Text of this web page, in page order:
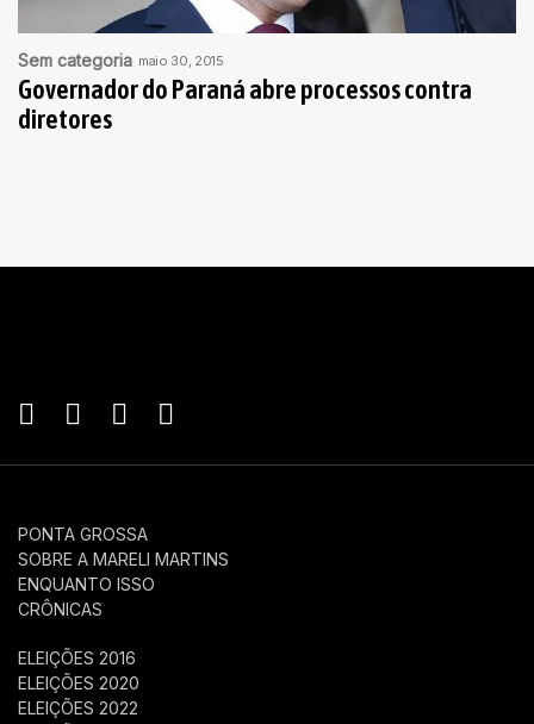
Sem categoria maio 30, 2015
Governador do Paraná abre processos contra
diretores
PONTA GROSSA
SOBRE A MARELI MARTINS
ENQUANTO ISSO
CRÔNICAS
ELEIÇÕES 2016
ELEIÇÕES 2020
ELEIÇÕES 2022